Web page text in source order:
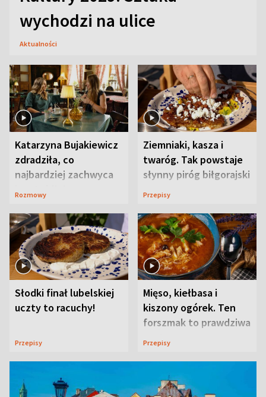
wychodzi na ulice
Aktualności
Katarzyna Bujakiewicz
zdradziła, co
najbardziej zachwyca
ją w Lublinie
Rozmowy
Ziemniaki, kasza i
twaróg. Tak powstaje
słynny piróg biłgorajski
Przepisy
Słodki finał lubelskiej
uczty to racuchy!
Przepisy
Mięso, kiełbasa i
kiszony ogórek. Ten
forszmak to prawdziwa
uczta
Przepisy